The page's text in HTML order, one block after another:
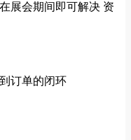
展会期间即可解决 资
订单的闭环